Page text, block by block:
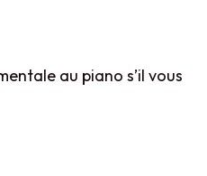
au piano s’il vous